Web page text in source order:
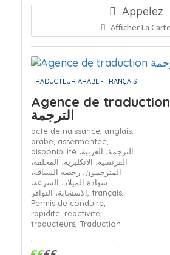
Appelez
Afficher La Carte
TRADUCTEUR ARABE - FRANÇAIS
Agence de traduction مكتب
الترجمة
acte de naissance, anglais,
arabe, assermentée,
disponibilité الترجمة، العربية،
الفرنسية، الانكليزية، المحلفة،
المترجمون، رخصة السياقة،
شهادة الميلاد، السرعة،
الاستجابة، التوافر, français,
Permis de conduire,
rapidité, réactivité,
traducteurs, Traduction